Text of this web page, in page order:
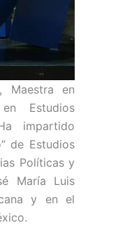
Maestra en
Estudios
impartido
de Estudios
Políticas y
María Luis
y en el